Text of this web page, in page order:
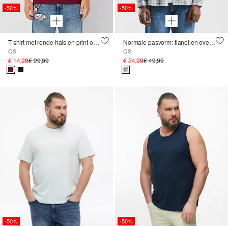
-50%
T-shirt met ronde hals en print op voorzijde ; QS x Von Dutch
QS
€ 14,99€ 29,99
-50%
Normale pasvorm: flanellen overhemd
QS
€ 24,99€ 49,99
-50% -50%